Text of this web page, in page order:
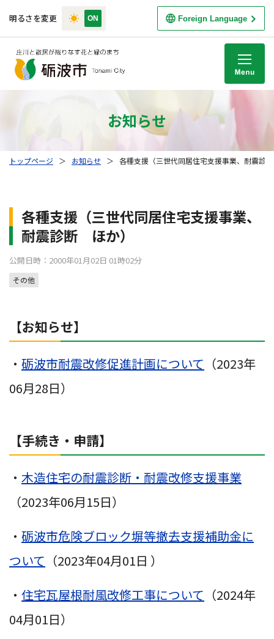
明るさを変更 Foreign Language
お知らせ
トップページ ＞ お知らせ ＞ 各種支援（三世代同居住宅支援事業、耐震診
各種支援（三世代同居住宅支援事業、
耐震診断 ほか）
公開日時：2000年01月02日 01時02分
その他
【お知らせ】
・ 砺波市耐震改修促進計画について （2023年
06月28日）
【手続き・申請】
・ 木造住宅の耐震診断・耐震改修支援事業
（2023年06月15日）
・ 砺波市危険ブロック塀等撤去支援補助金に
ついて （2023年04月01日 ）
・ 住宅瓦屋根耐風改修工事について （2024年
04月01日）